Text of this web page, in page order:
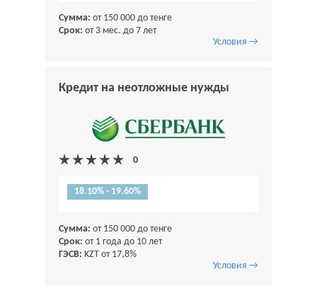
Сумма: от 150 000 до тенге
Срок: от 3 мес. до 7 лет
Условия →
Кредит на неотложные нужды
18.10% - 19.60%
Сумма: от 150 000 до тенге
Срок: от 1 года до 10 лет
ГЭСВ: KZT от 17,8%
Условия →